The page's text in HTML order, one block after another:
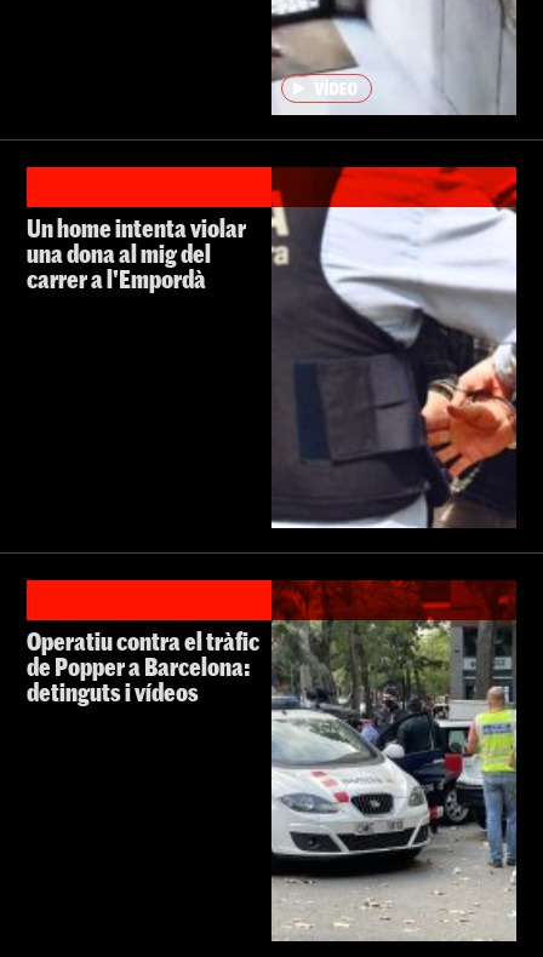
Un home intenta violar
una dona al mig del
carrer a l'Empordà
Operatiu contra el tràfic
de Popper a Barcelona:
detinguts i vídeos